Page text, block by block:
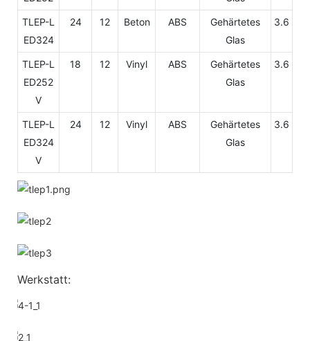
TLEP-L
ED324
24 12 Beton ABS
Gehärtetes
Glas
3.6
TLEP-L
ED252
V
18 12 Vinyl ABS
Gehärtetes
Glas
3.6
TLEP-L
ED324
V
24 12 Vinyl ABS
Gehärtetes
Glas
3.6
Werkstatt: